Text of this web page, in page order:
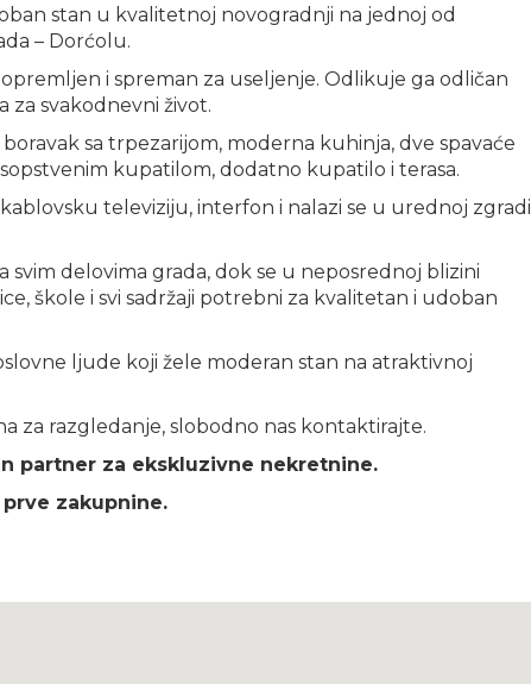
stan u kvalitetnoj novogradnji na jednoj od
– Dorćolu.
i spreman za useljenje. Odlikuje ga odličan
za svakodnevni život.
sa trpezarijom, moderna kuhinja, dve spavaće
kupatilom, dodatno kupatilo i terasa.
televiziju, interfon i nalazi se u urednoj zgradi
svim delovima grada, dok se u neposrednoj blizini
škole i svi sadržaji potrebni za kvalitetan i udoban
ljude koji žele moderan stan na atraktivnoj
za razgledanje, slobodno nas kontaktirajte.
partner za ekskluzivne nekretnine.
zakupnine.